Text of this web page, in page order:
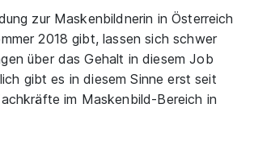
zur Maskenbildnerin in Österreich
2018 gibt, lassen sich schwer
über das Gehalt in diesem Job
gibt es in diesem Sinne erst seit
im Maskenbild-Bereich in